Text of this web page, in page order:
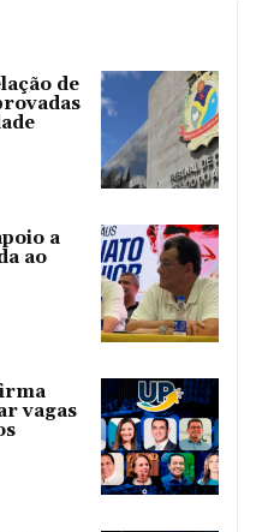
de
a
ao
vagas